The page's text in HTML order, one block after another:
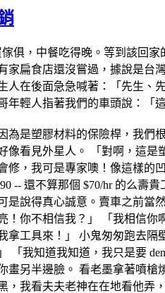
俱，中餐吃得晚。等到該回
家扁食店還沒嘗過，據說是台
人在後面急急喊著：「先生、
年輕人指著我們的車頭說：「
為是塑膠材料的保險桿，我們
像看見外星人。 「對啊，這
修，我可是專家噢！像這樣的
-- 還不算那個 $70/hr 的么壽
是說得真心誠意。賣車之前當
！你不相信我？」 「我相信你
拿工具來！」 小鬼匆匆跑去
「我知道我知道，我只是要
畫另半邊臉。 看老墨拿著噴
，我看夫夫老神在在地看他弄